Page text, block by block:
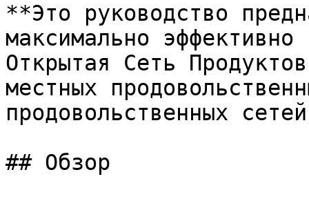
**Это руководство
максимально эффективно
Открытая Сеть
местных
продовольственных
## Обзор